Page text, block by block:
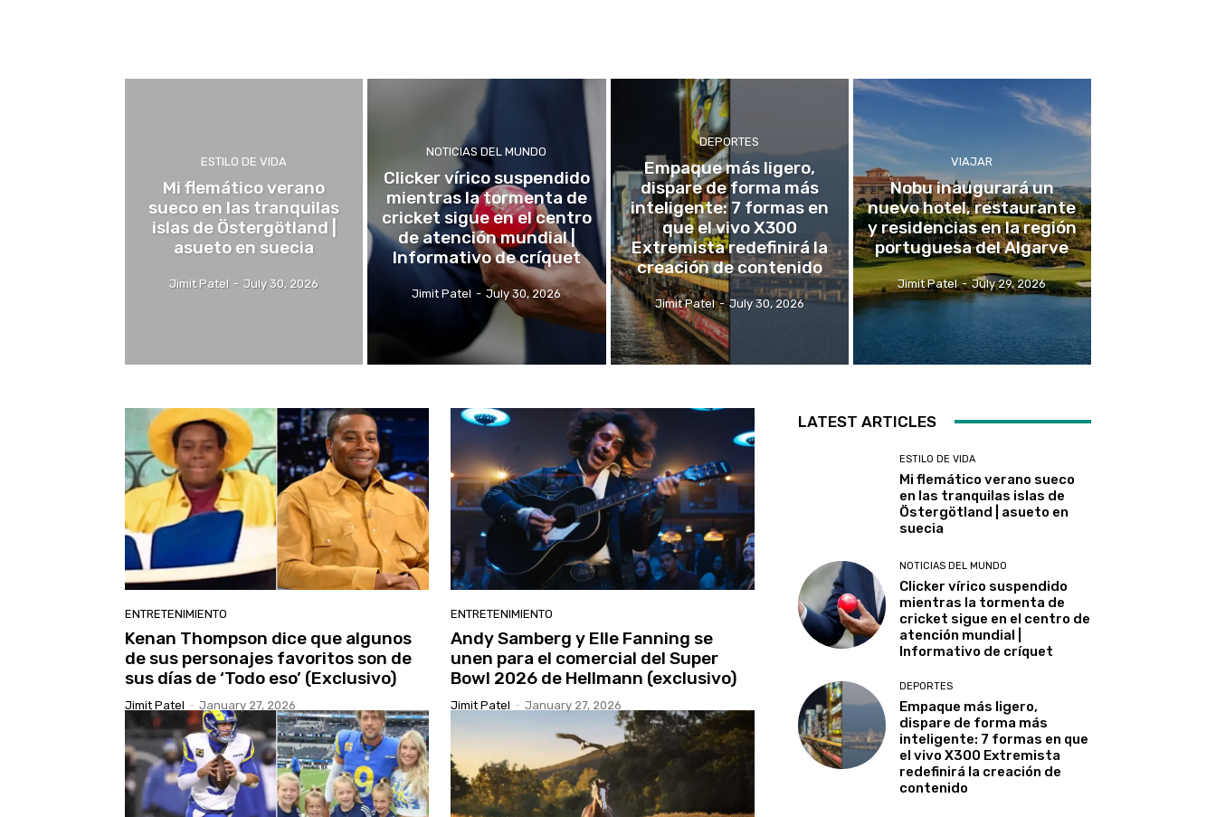
ESTILO DE VIDA
Mi flemático verano
sueco en las tranquilas
islas de Östergötland |
asueto en suecia
Jimit Patel - July 30, 2026
NOTICIAS DEL MUNDO
Clicker vírico suspendido
mientras la tormenta de
cricket sigue en el centro
de atención mundial |
Informativo de críquet
Jimit Patel - July 30, 2026
DEPORTES
Empaque más ligero,
dispare de forma más
inteligente: 7 formas en
que el vivo X300
Extremista redefinirá la
creación de contenido
Jimit Patel - July 30, 2026
VIAJAR
Nobu inaugurará un
nuevo hotel, restaurante
y residencias en la región
portuguesa del Algarve
Jimit Patel - July 29, 2026
ENTRETENIMIENTO
Kenan Thompson dice que algunos
de sus personajes favoritos son de
sus días de ‘Todo eso’ (Exclusivo)
Jimit Patel - January 27, 2026
ENTRETENIMIENTO
Andy Samberg y Elle Fanning se
unen para el comercial del Super
Bowl 2026 de Hellmann (exclusivo)
Jimit Patel - January 27, 2026
LATEST ARTICLES
ESTILO DE VIDA
Mi flemático verano sueco
en las tranquilas islas de
Östergötland | asueto en
suecia
NOTICIAS DEL MUNDO
Clicker vírico suspendido
mientras la tormenta de
cricket sigue en el centro de
atención mundial |
Informativo de críquet
DEPORTES
Empaque más ligero,
dispare de forma más
inteligente: 7 formas en que
el vivo X300 Extremista
redefinirá la creación de
contenido